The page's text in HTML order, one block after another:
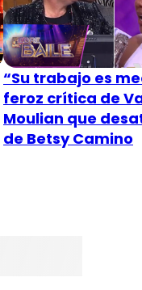
“Su trabajo es
feroz crítica de
Moulian que
de Betsy Camino